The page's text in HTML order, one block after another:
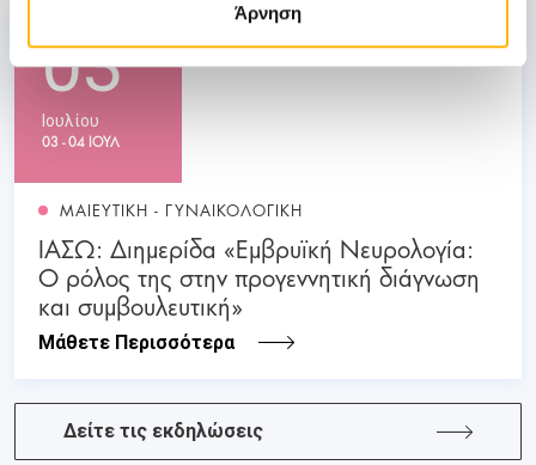
Άρνηση
03
Ιουλίου
03 - 04 ΙΟΥΛ
ΜΑΙΕΥΤΙΚΗ - ΓΥΝΑΙΚΟΛΟΓΙΚΗ
ΙΑΣΩ: Διημερίδα «Εμβρυϊκή Νευρολογία:
Ο ρόλος της στην προγεννητική διάγνωση
και συμβουλευτική»
Μάθετε Περισσότερα
Δείτε τις εκδηλώσεις